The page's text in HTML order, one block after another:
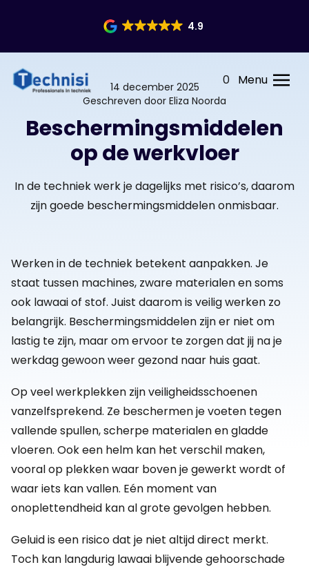
4.9
0 Menu
14 december 2025
Geschreven door Eliza Noorda
Beschermingsmiddelen
op de werkvloer
In de techniek werk je dagelijks met risico’s, daarom
zijn goede beschermingsmiddelen onmisbaar.
Werken in de techniek betekent aanpakken. Je
staat tussen machines, zware materialen en soms
ook lawaai of stof. Juist daarom is veilig werken zo
belangrijk. Beschermingsmiddelen zijn er niet om
lastig te zijn, maar om ervoor te zorgen dat jij na je
werkdag gewoon weer gezond naar huis gaat.
Op veel werkplekken zijn veiligheidsschoenen
vanzelfsprekend. Ze beschermen je voeten tegen
vallende spullen, scherpe materialen en gladde
vloeren. Ook een helm kan het verschil maken,
vooral op plekken waar boven je gewerkt wordt of
waar iets kan vallen. Eén moment van
onoplettendheid kan al grote gevolgen hebben.
Geluid is een risico dat je niet altijd direct merkt.
Toch kan langdurig lawaai blijvende gehoorschade